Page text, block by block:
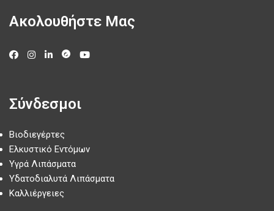
Ακολουθήστε Μας
Σύνδεσμοι
Βιοδιεγέρτες
Ελκυστικό Εντόμων
Υγρά Λιπάσματα
Υδατοδιαλυτά Λιπάσματα
Καλλιέργειες